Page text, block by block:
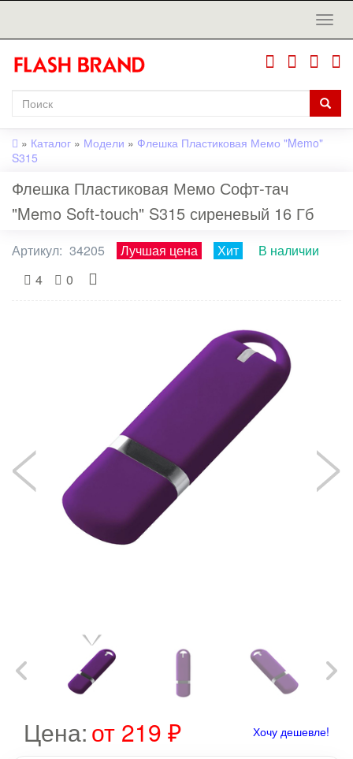
» Каталог » Модели » Флешка Пластиковая Мемо "Memo"
S315
Флешка Пластиковая Мемо Софт-тач
"Memo Soft-touch" S315 сиреневый 16 Гб
Артикул: 34205 Лучшая цена Хит
В наличии
4
0
Цена:от 219 ₽ Хочу дешевле!